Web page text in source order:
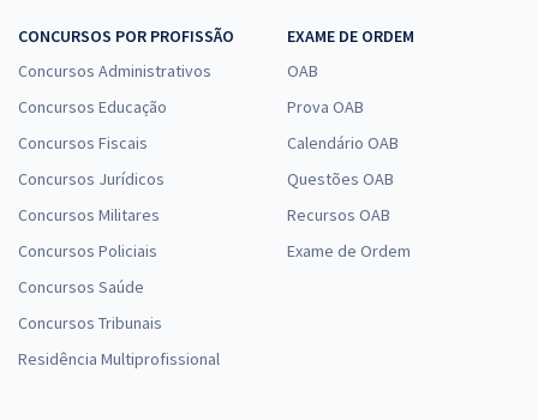
CONCURSOS POR PROFISSÃO
Concursos Administrativos
Concursos Educação
Concursos Fiscais
Concursos Jurídicos
Concursos Militares
Concursos Policiais
Concursos Saúde
Concursos Tribunais
Residência Multiprofissional
EXAME DE ORDEM
OAB
Prova OAB
Calendário OAB
Questões OAB
Recursos OAB
Exame de Ordem